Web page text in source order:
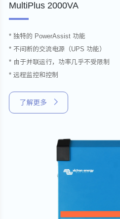
MultiPlus 2000VA
* 独特的 PowerAssist 功能
* 不间断的交流电源（UPS 功能）
* 由于并联运行，功率几乎不受限制
* 远程监控和控制
了解更多